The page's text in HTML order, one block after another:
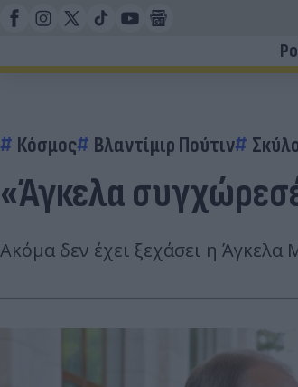
Κόσμος Βλαντίμιρ Πούτιν
«Άγκελα
Ακόμα δεν έχει ξεχάσει η